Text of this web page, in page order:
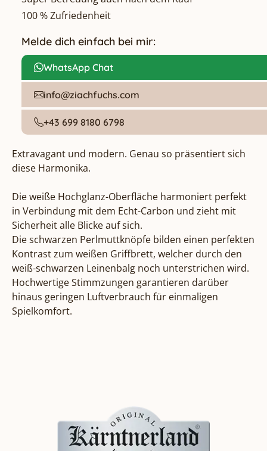
100 % Zufriedenheit
Melde dich einfach bei mir:
WhatsApp Chat
info@ziachfuchs.com
+43 699 8180 6798
Extravagant und modern. Genau so präsentiert sich
diese Harmonika.
Die weiße Hochglanz-Oberfläche harmoniert perfekt
in Verbindung mit dem Echt-Carbon und zieht mit
Sicherheit alle Blicke auf sich.
Die schwarzen Perlmuttknöpfe bilden einen perfekten
Kontrast zum weißen Griffbrett, welcher durch den
weiß-schwarzen Leinenbalg noch unterstrichen wird.
Hochwertige Stimmzungen garantieren darüber
hinaus geringen Luftverbrauch für einmaligen
Spielkomfort.